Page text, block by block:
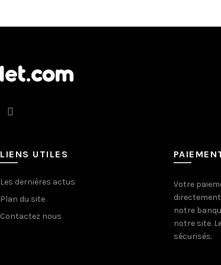
LIENS UTILES
Les dernières actus
Plan du site
Contactez nous
Votre
notre
notre site.
sécurisés.